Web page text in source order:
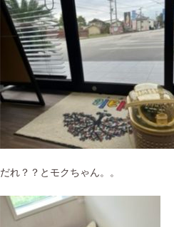
だれ？？とモクちゃん。。